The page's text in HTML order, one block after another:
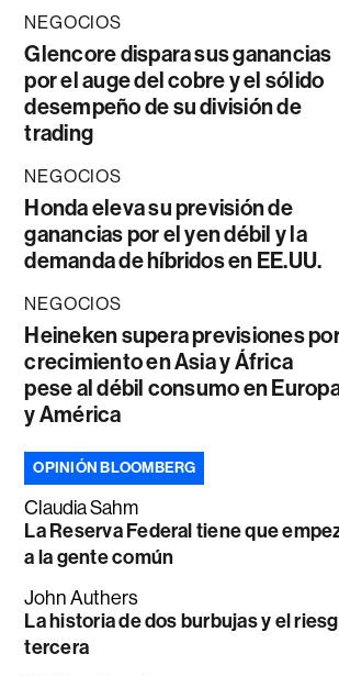
NEGOCIOS
Glencore dispara sus ganancias
por el auge del cobre y el sólido
desempeño de su división de
trading
NEGOCIOS
Honda eleva su previsión de
ganancias por el yen débil y la
demanda de híbridos en EE.UU.
NEGOCIOS
Heineken supera previsiones
crecimiento en Asia y África
pese al débil consumo en
y América
OPINIÓN BLOOMBERG
Claudia Sahm
La Reserva Federal tiene que
a la gente común
John Authers
La historia de dos burbujas y el
tercera